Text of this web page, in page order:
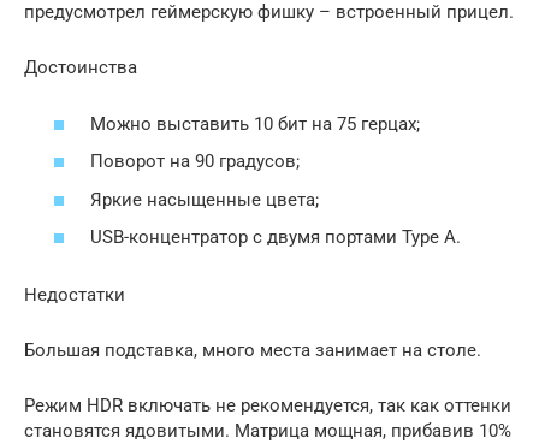
предусмотрел геймерскую фишку – встроенный прицел.
Достоинства
Можно выставить 10 бит на 75 герцах;
Поворот на 90 градусов;
Яркие насыщенные цвета;
USB-концентратор с двумя портами Type A.
Недостатки
Большая подставка, много места занимает на столе.
Режим HDR включать не рекомендуется, так как оттенки
становятся ядовитыми. Матрица мощная, прибавив 10%